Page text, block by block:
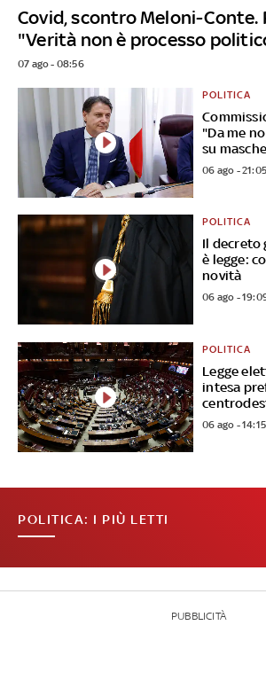
Covid, scontro Meloni-Conte.
"Verità non è processo
07 ago - 08:56
"Da me
su
POLITICA
06 ago - 21:05
Il decreto
è legge:
novità
POLITICA
06 ago -
Legge
intesa
POLITICA
06 ago - 14:15
POLITICA: I PIÙ LETTI
PUBBLICITÀ